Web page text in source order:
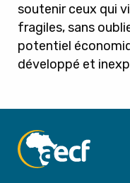
soutenir ceux qui
fragiles, sans
potentiel
développé et